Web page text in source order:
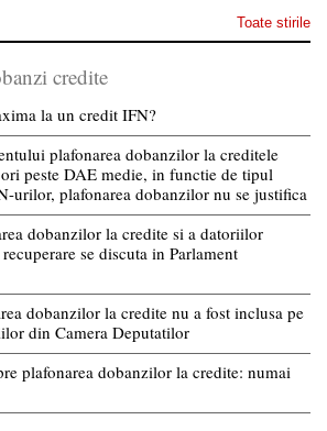
Toate stirile
credite
la un credit IFN?
plafonarea dobanzilor la creditele
peste DAE medie, in functie de tipul
urilor, plafonarea dobanzilor nu se justifica
dobanzilor la credite si a datoriilor
se discuta in Parlament
dobanzilor la credite nu a fost inclusa pe
din Camera Deputatilor
plafonarea dobanzilor la credite: numai